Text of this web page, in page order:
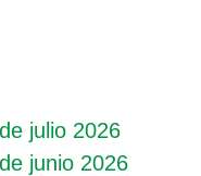
julio 2026
junio 2026